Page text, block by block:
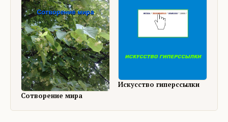
Сотворение мира
Искусство гиперссылки